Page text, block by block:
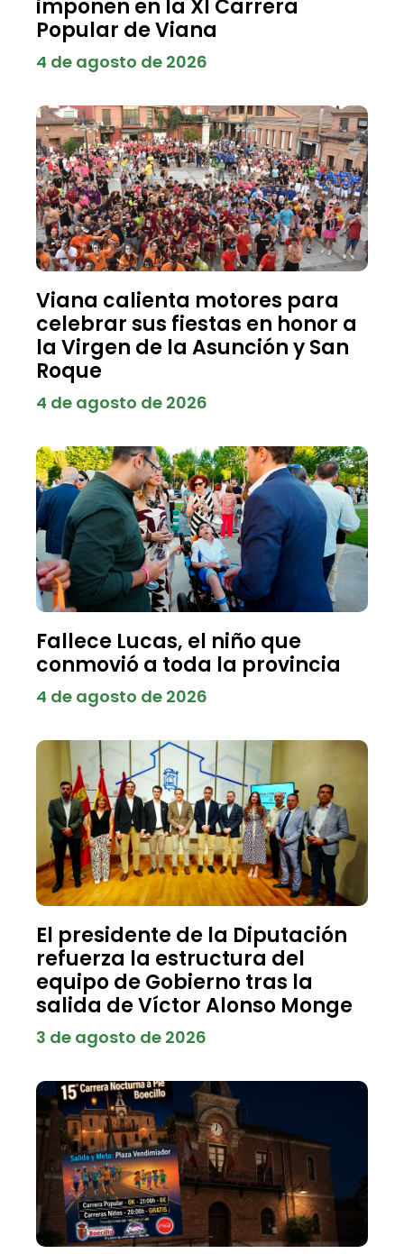
imponen en la XI Carrera
Popular de Viana
4 de agosto de 2026
Viana calienta motores para
celebrar sus fiestas en honor a
la Virgen de la Asunción y San
Roque
4 de agosto de 2026
Fallece Lucas, el niño que
conmovió a toda la provincia
4 de agosto de 2026
El presidente de la Diputación
refuerza la estructura del
equipo de Gobierno tras la
salida de Víctor Alonso Monge
3 de agosto de 2026